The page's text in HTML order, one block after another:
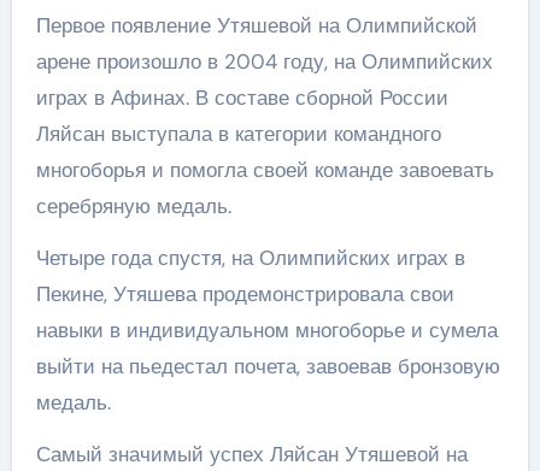
Первое появление Утяшевой на Олимпийской
арене произошло в 2004 году, на Олимпийских
играх в Афинах. В составе сборной России
Ляйсан выступала в категории командного
многоборья и помогла своей команде завоевать
серебряную медаль.
Четыре года спустя, на Олимпийских играх в
Пекине, Утяшева продемонстрировала свои
навыки в индивидуальном многоборье и сумела
выйти на пьедестал почета, завоевав бронзовую
медаль.
Самый значимый успех Ляйсан Утяшевой на